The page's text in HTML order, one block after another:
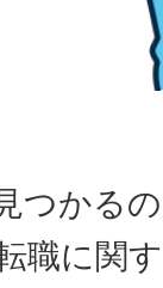
つかる
職に関